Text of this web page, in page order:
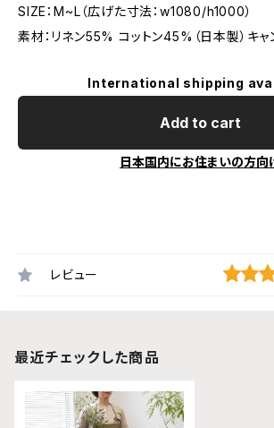
SIZE：M~L（広げた寸法：w1080/h1000）
素材：リネン55% コットン45%（日本製）キャ
International shipping
Add to cart
日本国内にお住まいの方向
レビュー
最近チェックした商品